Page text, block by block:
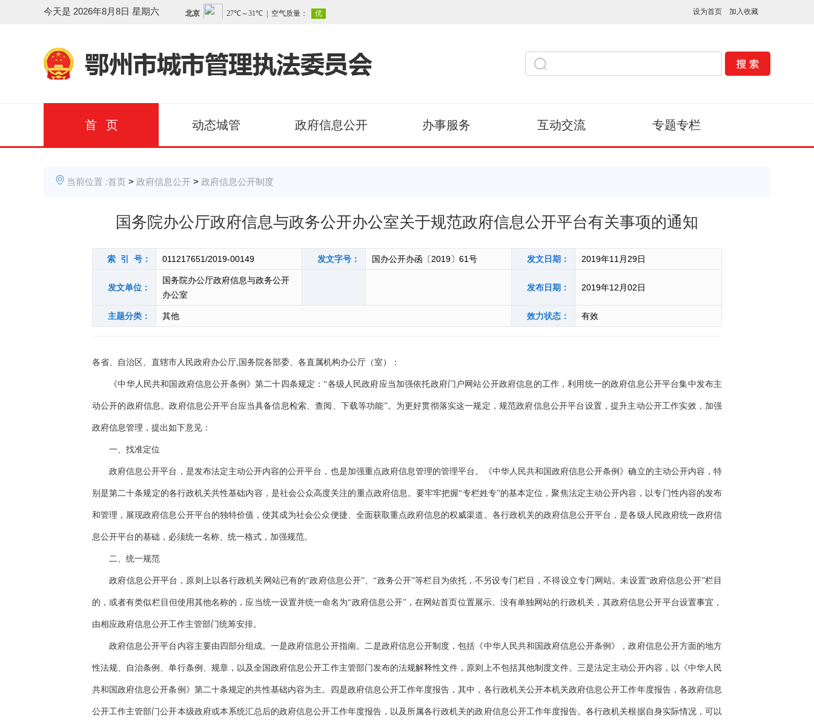
今天是 2026年8月8日 星期六 设为首页 加入收藏
首 页 动态城管 政府信息公开 办事服务 互动交流 专题专栏
当前位置 :首页 > 政府信息公开 > 政府信息公开制度
国务院办公厅政府信息与政务公开办公室关于规范政府信息公开平台有关事项的通知
索 引 号： 011217651/2019-00149 发文字号： 国办公开办函〔2019〕61号 发文日期： 2019年11月29日
发文单位：
国务院办公厅政府信息与政务公开
办公室
发布日期： 2019年12月02日
主题分类： 其他 效力状态： 有效
各省、自治区、直辖市人民政府办公厅,国务院各部委、各直属机构办公厅（室）：
《中华人民共和国政府信息公开条例》第二十四条规定：“各级人民政府应当加强依托政府门户网站公开政府信息的工作，利用统一的政府信息公开平台集中发布主
动公开的政府信息。政府信息公开平台应当具备信息检索、查阅、下载等功能”。为更好贯彻落实这一规定，规范政府信息公开平台设置，提升主动公开工作实效，加强
政府信息管理，提出如下意见：
一、找准定位
政府信息公开平台，是发布法定主动公开内容的公开平台，也是加强重点政府信息管理的管理平台。《中华人民共和国政府信息公开条例》确立的主动公开内容，特
别是第二十条规定的各行政机关共性基础内容，是社会公众高度关注的重点政府信息。要牢牢把握“专栏姓专”的基本定位，聚焦法定主动公开内容，以专门性内容的发布
和管理，展现政府信息公开平台的独特价值，使其成为社会公众便捷、全面获取重点政府信息的权威渠道。各行政机关的政府信息公开平台，是各级人民政府统一政府信
息公开平台的基础，必须统一名称、统一格式，加强规范。
二、统一规范
政府信息公开平台，原则上以各行政机关网站已有的“政府信息公开”、“政务公开”等栏目为依托，不另设专门栏目，不得设立专门网站。未设置“政府信息公开”栏目
的，或者有类似栏目但使用其他名称的，应当统一设置并统一命名为“政府信息公开”，在网站首页位置展示。没有单独网站的行政机关，其政府信息公开平台设置事宜，
由相应政府信息公开工作主管部门统筹安排。
政府信息公开平台内容主要由四部分组成。一是政府信息公开指南。二是政府信息公开制度，包括《中华人民共和国政府信息公开条例》，政府信息公开方面的地方
性法规、自治条例、单行条例、规章，以及全国政府信息公开工作主管部门发布的法规解释性文件，原则上不包括其他制度文件。三是法定主动公开内容，以《中华人民
共和国政府信息公开条例》第二十条规定的共性基础内容为主。四是政府信息公开工作年度报告，其中，各行政机关公开本机关政府信息公开工作年度报告，各政府信息
公开工作主管部门公开本级政府或本系统汇总后的政府信息公开工作年度报告，以及所属各行政机关的政府信息公开工作年度报告。各行政机关根据自身实际情况，可以